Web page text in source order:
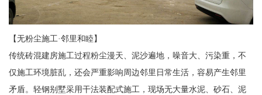
【无粉尘施工·邻里和睦】
传统砖混建房施工过程粉尘漫天、泥沙遍地，噪音大、污染重，不
仅施工环境脏乱，还会严重影响周边邻里日常生活，容易产生邻里
矛盾。轻钢别墅采用干法装配式施工，现场无大量水泥、砂石、泥